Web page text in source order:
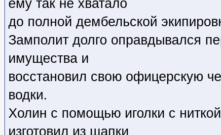
ему так не хватало
до полной дембельской
Замполит долго оправдывался
имущества и
восстановил свою офицерскую
водки.
Холин с помощью иголки с
изготовил из шапки